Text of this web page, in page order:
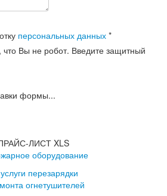
персональных данных *
Вы не робот. Введите защитный
формы...
ЛИСТ XLS
оборудование
перезарядки
огнетушителей